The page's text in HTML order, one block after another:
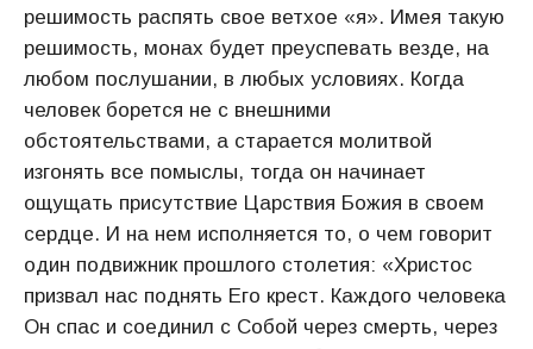
решимость распять свое ветхое «я». Имея такую
решимость, монах будет преуспевать везде, на
любом послушании, в любых условиях. Когда
человек борется не с внешними
обстоятельствами, а старается молитвой
изгонять все помыслы, тогда он начинает
ощущать присутствие Царствия Божия в своем
сердце. И на нем исполняется то, о чем говорит
один подвижник прошлого столетия: «Христос
призвал нас поднять Его крест. Каждого человека
Он спас и соединил с Собой через смерть, через